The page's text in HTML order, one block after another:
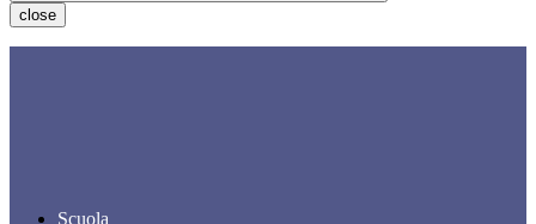
close
Scuola